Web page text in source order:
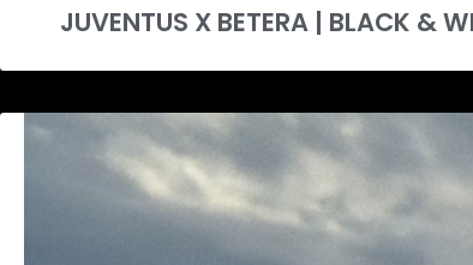
JUVENTUS X BETERA | BLACK &